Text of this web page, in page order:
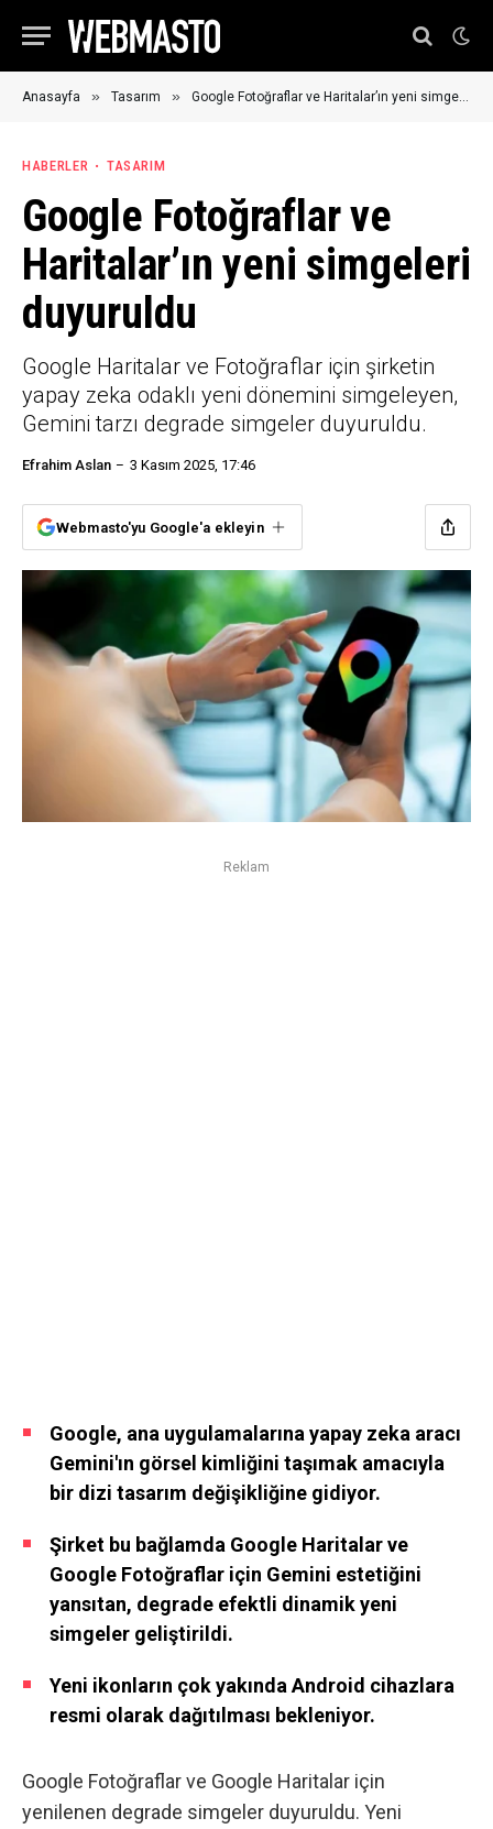
Anasayfa » Tasarım » Google Fotoğraflar ve Haritalar’ın yeni simgeleri duyuruldu
HABERLER TASARIM
Google Fotoğraflar ve
Haritalar’ın yeni simgeleri
duyuruldu
Google Haritalar ve Fotoğraflar için şirketin
yapay zeka odaklı yeni dönemini simgeleyen,
Gemini tarzı degrade simgeler duyuruldu.
Efrahim Aslan 3 Kasım 2025, 17:46
Webmasto'yu Google'a ekleyin
Reklam
Google, ana uygulamalarına yapay zeka aracı
Gemini'ın görsel kimliğini taşımak amacıyla
bir dizi tasarım değişikliğine gidiyor.
Şirket bu bağlamda Google Haritalar ve
Google Fotoğraflar için Gemini estetiğini
yansıtan, degrade efektli dinamik yeni
simgeler geliştirildi.
Yeni ikonların çok yakında Android cihazlara
resmi olarak dağıtılması bekleniyor.
Google Fotoğraflar ve Google Haritalar için
yenilenen degrade simgeler duyuruldu. Yeni